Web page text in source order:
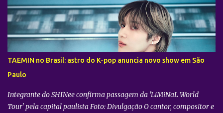
Angeles (EUA). O objetivo da ação é proporcionar ao público uma
vivência cinematográfica com som e imagem de alta qualidade,
conectando os fãs de todo o mundo à energia da primeira turnê
mundial do quinteto. Produzido pela gigante do entretenimento
asiático HYBE e distribuído globalmente pela Trafalgar, o evento
promete transportar o fandom — conhecido oficialmente como
COERS — para o centro da apresentação. Como um bônus especial
para as sessões nos cine...
TAEMIN no Brasil: astro do K-pop anuncia novo show em São
Paulo
Integrante do SHINee confirma passagem da 'LiMiNaL World
Tour' pela capital paulista Foto: Divulgação O cantor, compositor e